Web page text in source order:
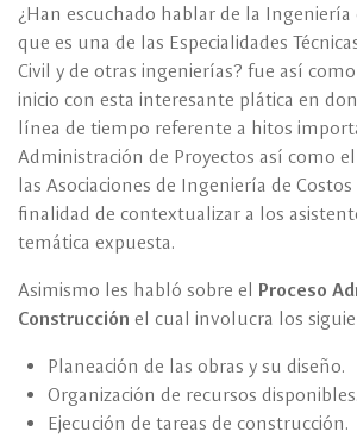
¿Han escuchado hablar de la Ingeniería
que es una de las Especialidades
Civil y de otras ingenierías? fue así
inicio con esta interesante plática en
línea de tiempo referente a hitos
Administración de Proyectos así como
las Asociaciones de Ingeniería de
finalidad de contextualizar a los
temática expuesta.
Asimismo les habló sobre el Proceso
Construcción el cual involucra los
Planeación de las obras y su diseño.
Organización de recursos disponibles.
Ejecución de tareas de construcción.